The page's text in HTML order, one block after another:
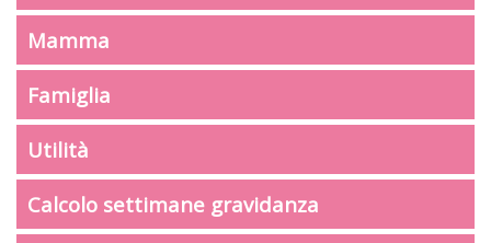
Mamma
Famiglia
Utilità
Calcolo settimane gravidanza